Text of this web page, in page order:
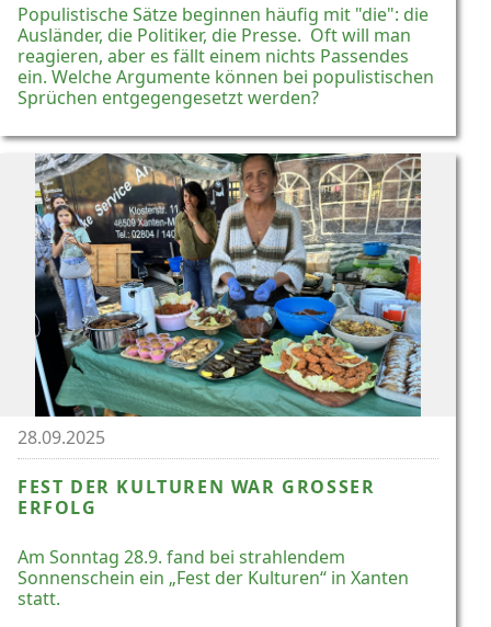
Populistische Sätze beginnen häufig mit "die": die
Ausländer, die Politiker, die Presse. Oft will man
reagieren, aber es fällt einem nichts Passendes
ein. Welche Argumente können bei populistischen
Sprüchen entgegengesetzt werden?
28.09.2025
FEST DER KULTUREN WAR GROSSER E
RFOLG
Am Sonntag 28.9. fand bei strahlendem
Sonnenschein ein „Fest der Kulturen“ in Xanten
statt.